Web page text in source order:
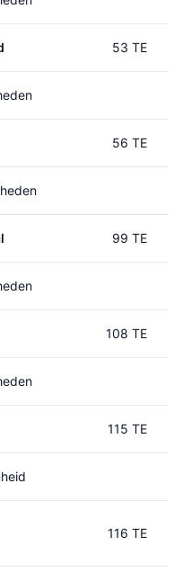
53 TE
56 TE
99 TE
108 TE
115 TE
116 TE